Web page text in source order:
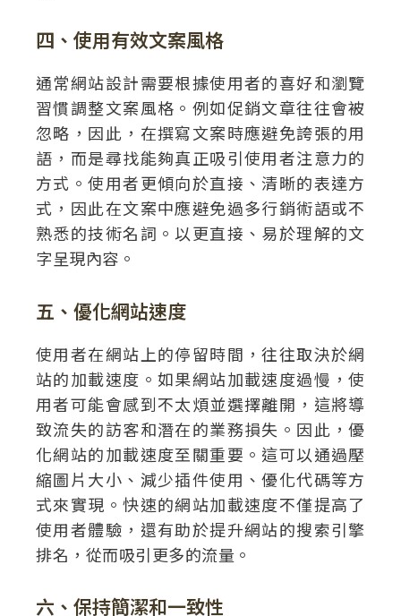
四、使用有效文案風格
通常網站設計需要根據使用者的喜好和瀏覽
習慣調整文案風格。例如促銷文章往往會被
忽略，因此，在撰寫文案時應避免誇張的用
語，而是尋找能夠真正吸引使用者注意力的
方式。使用者更傾向於直接、清晰的表達方
式，因此在文案中應避免過多行銷術語或不
熟悉的技術名詞。以更直接、易於理解的文
字呈現內容。
五、優化網站速度
使用者在網站上的停留時間，往往取決於網
站的加載速度。如果網站加載速度過慢，使
用者可能會感到不太煩並選擇離開，這將導
致流失的訪客和潛在的業務損失。因此，優
化網站的加載速度至關重要。這可以通過壓
縮圖片大小、減少插件使用、優化代碼等方
式來實現。快速的網站加載速度不僅提高了
使用者體驗，還有助於提升網站的搜索引擎
排名，從而吸引更多的流量。
六、保持簡潔和一致性